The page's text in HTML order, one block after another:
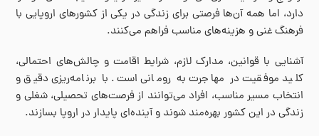
دارد، اما همه آن‌ها فرصتی برای زندگی در یکی از کشورهای اروپایی با
فرهنگ غنی و هزینه‌های مناسب فراهم می‌کنند.
آشنایی با قوانین، مدارک لازم، شرایط اقامت و چالش‌های احتمالی،
کلید موفقیت در مهاجرت به رومانی است. با برنامه‌ریزی دقیق و
انتخاب مسیر مناسب، افراد می‌توانند از فرصت‌های تحصیلی، شغلی و
زندگی در این کشور بهره‌مند شوند و آینده‌ای پایدار در اروپا بسازند.